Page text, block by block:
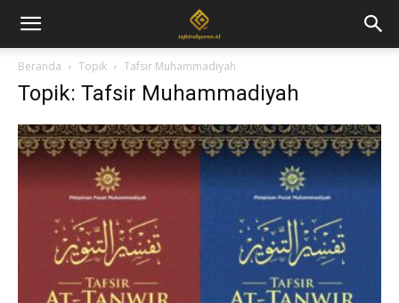
Beranda Topik Tafsir Muhammadiyah
Topik: Tafsir Muhammadiyah